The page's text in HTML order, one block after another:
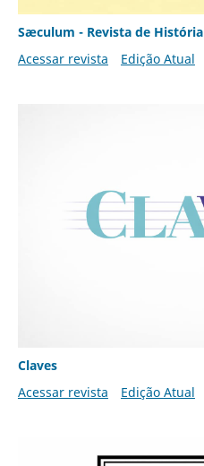
Sæculum - Revista de História
Acessar revista
Edição Atual
Claves
Acessar revista
Edição Atual